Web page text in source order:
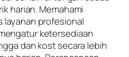
harian. Memahami
layanan profesional
ketersediaan
dan kost secara lebih